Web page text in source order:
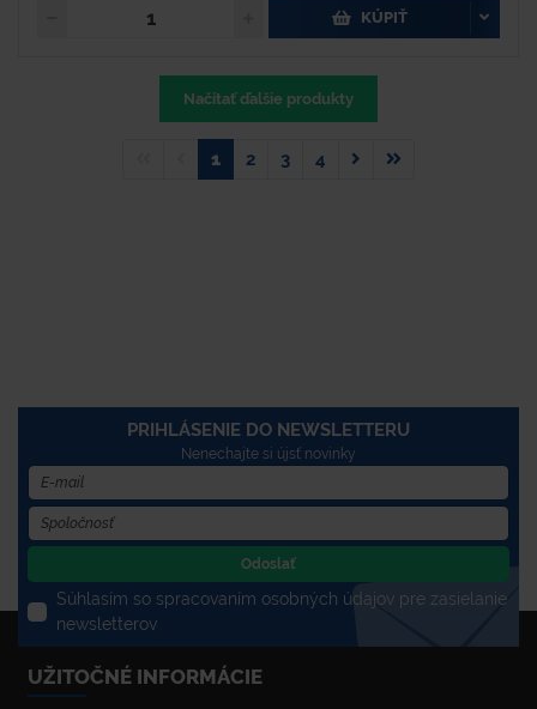
KÚPIŤ
Načítať ďalšie produkty
1 2 3 4
PRIHLÁSENIE DO NEWSLETTERU
Nenechajte si újsť novinky
Odoslať
Súhlasím so spracovaním osobných údajov pre zasielanie
newsletterov
UŽITOČNÉ INFORMÁCIE